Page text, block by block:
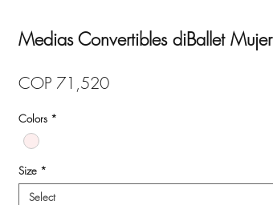
Medias Convertibles diBallet Mujer
COP 71,520Price
Colors *
Size *
Select